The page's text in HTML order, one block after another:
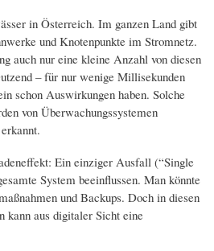
in Österreich. Im ganzen Land gibt
und Knotenpunkte im Stromnetz.
auch nur eine kleine Anzahl von diesen
– für nur wenige Millisekunden
schon Auswirkungen haben. Solche
von Überwachungssystemen
Ein einziger Ausfall (“Single
System beeinflussen. Man könnte
und Backups. Doch in diesen
kann aus digitaler Sicht eine